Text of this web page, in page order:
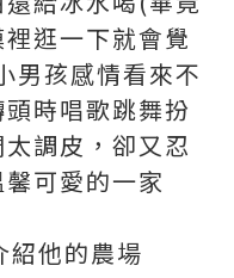
逛一下就會覺
男孩感情看來不
時唱歌跳舞扮
調皮，卻又忍
可愛的一家
他的農場